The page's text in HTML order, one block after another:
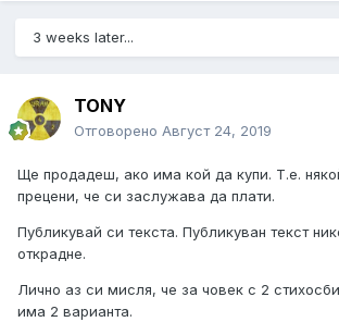
3 weeks later...
TONY
Отговорено Август 24, 2019
Ще продадеш, ако има кой да купи. Т.е.
прецени, че си заслужава да плати.
Публикувай си текста. Публикуван текст
открадне.
Лично аз си мисля, че за човек с 2
има 2 варианта.